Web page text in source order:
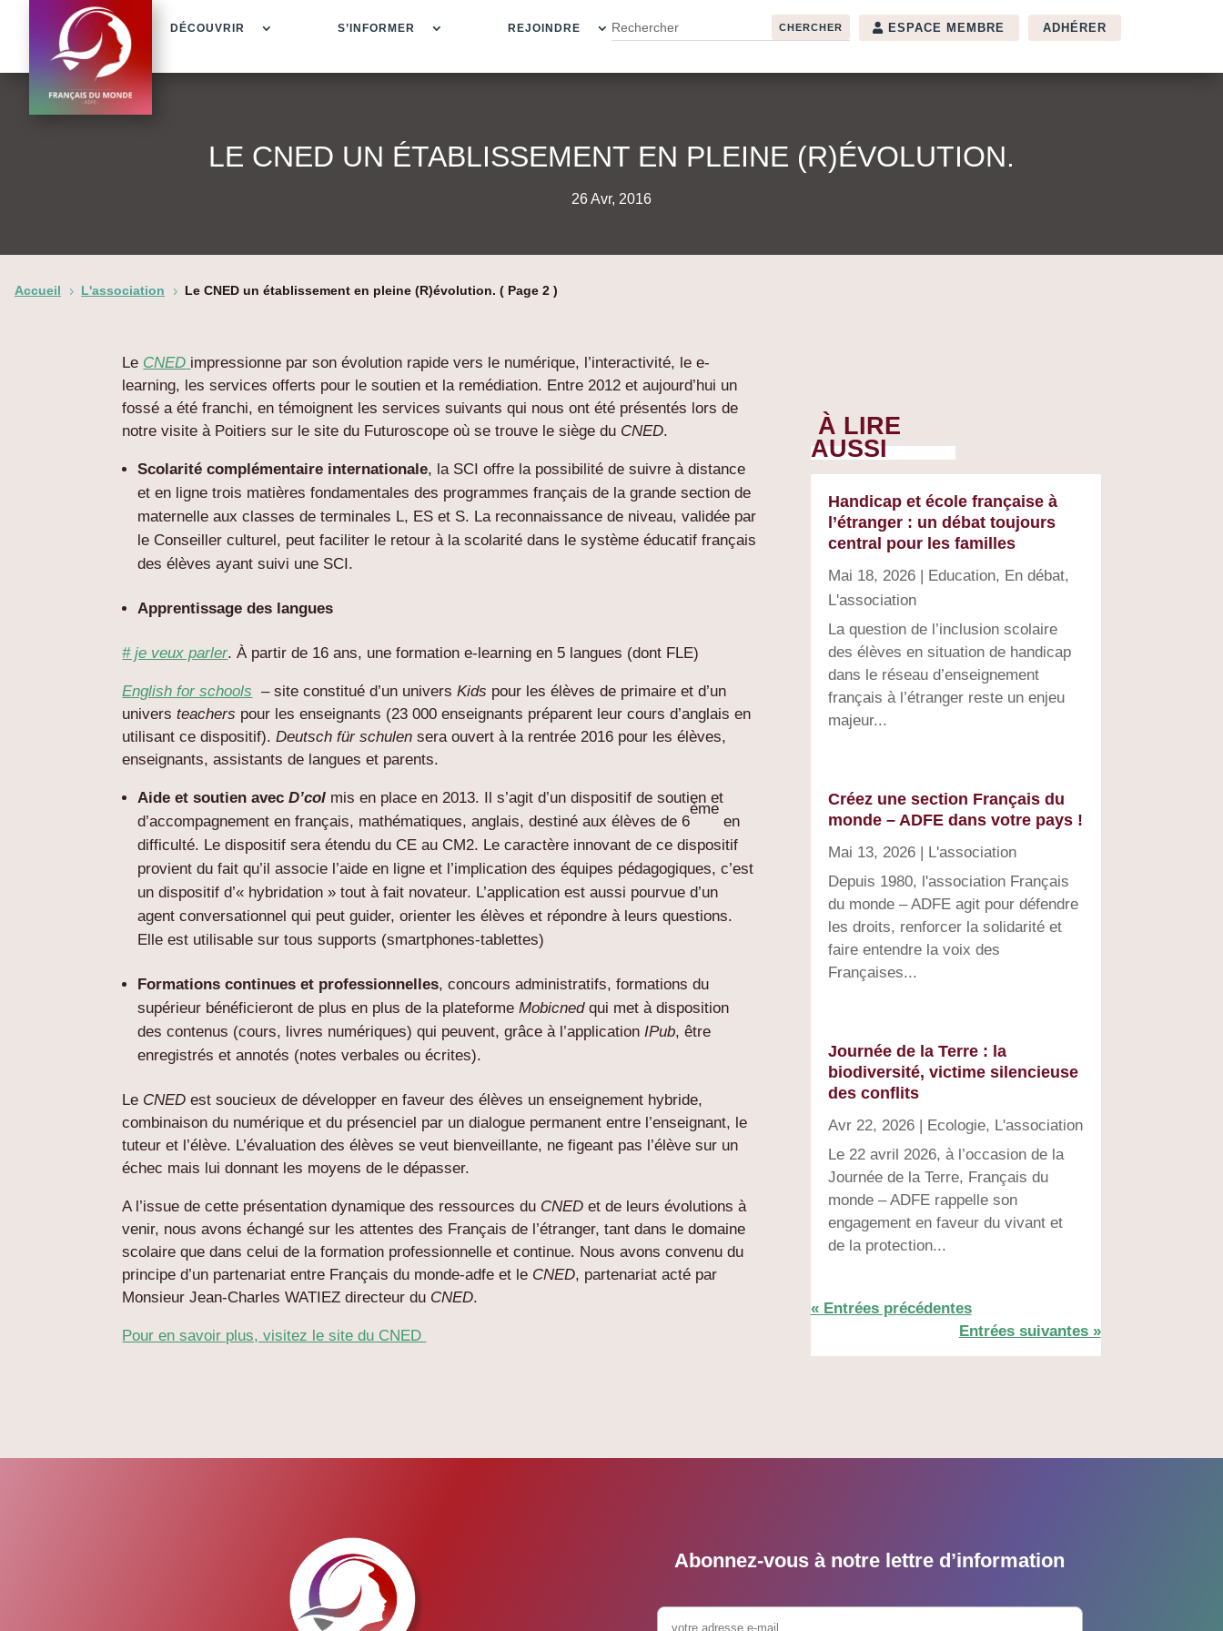
DÉCOUVRIR S’INFORMER REJOINDRE ESPACE MEMBRE ADHÉRER
LE CNED UN ÉTABLISSEMENT EN PLEINE (R)ÉVOLUTION.
26 Avr, 2016
Accueil 5 L'association 5 Le CNED un établissement en pleine (R)évolution. ( Page 2 )
Le CNED impressionne par son évolution rapide vers le numérique, l’interactivité, le e-
learning, les services offerts pour le soutien et la remédiation. Entre 2012 et aujourd’hui un
fossé a été franchi, en témoignent les services suivants qui nous ont été présentés lors de
notre visite à Poitiers sur le site du Futuroscope où se trouve le siège du CNED.
Scolarité complémentaire internationale, la SCI offre la possibilité de suivre à distance
et en ligne trois matières fondamentales des programmes français de la grande section de
maternelle aux classes de terminales L, ES et S. La reconnaissance de niveau, validée par
le Conseiller culturel, peut faciliter le retour à la scolarité dans le système éducatif français
des élèves ayant suivi une SCI.
Apprentissage des langues
# je veux parler. À partir de 16 ans, une formation e-learning en 5 langues (dont FLE)
English for schools – site constitué d’un universKids pour les élèves de primaire et d’un
universteachers pour les enseignants (23 000 enseignants préparent leur cours d’anglais en
utilisant ce dispositif).Deutsch für schulen sera ouvert à la rentrée 2016 pour les élèves,
enseignants, assistants de langues et parents.
Aide et soutien avecD’col mis en place en 2013. Il s’agit d’un dispositif de soutien et
d’accompagnement en français, mathématiques, anglais, destiné aux élèves de 6
ème
en
difficulté. Le dispositif sera étendu du CE au CM2. Le caractère innovant de ce dispositif
provient du fait qu’il associe l’aide en ligne et l’implication des équipes pédagogiques, c’est
un dispositif d’« hybridation » tout à fait novateur. L’application est aussi pourvue d’un
agent conversationnel qui peut guider, orienter les élèves et répondre à leurs questions.
Elle est utilisable sur tous supports (smartphones-tablettes)
Formations continues et professionnelles, concours administratifs, formations du
supérieur bénéficieront de plus en plus de la plateformeMobicnedqui met à disposition
des contenus (cours, livres numériques) qui peuvent, grâce à l’application IPub, être
enregistrés et annotés (notes verbales ou écrites).
Le CNED est soucieux de développer en faveur des élèves un enseignement hybride,
combinaison du numérique et du présenciel par un dialogue permanent entre l’enseignant, le
tuteur et l’élève. L’évaluation des élèves se veut bienveillante, ne figeant pas l’élève sur un
échec mais lui donnant les moyens de le dépasser.
A l’issue de cette présentation dynamique des ressources du CNED et de leurs évolutions à
venir, nous avons échangé sur les attentes des Français de l’étranger, tant dans le domaine
scolaire que dans celui de la formation professionnelle et continue. Nous avons convenu du
principe d’un partenariat entre Français du monde-adfe et le CNED, partenariat acté par
Monsieur Jean-Charles WATIEZ directeur du CNED.
Pour en savoir plus, visitez le site du CNED
À LIRE
AUSSI
Handicap et école française à
l’étranger : un débat toujours
central pour les familles
Mai 18, 2026| Education, En débat,
L'association
La question de l’inclusion scolaire
des élèves en situation de handicap
dans le réseau d’enseignement
français à l’étranger reste un enjeu
majeur...
Créez une section Français du
monde – ADFE dans votre pays !
Mai 13, 2026| L'association
Depuis 1980, l'association Français
du monde – ADFE agit pour défendre
les droits, renforcer la solidarité et
faire entendre la voix des
Françaises...
Journée de la Terre : la
biodiversité, victime silencieuse
des conflits
Avr 22, 2026| Ecologie, L'association
Le 22 avril 2026, à l’occasion de la
Journée de la Terre, Français du
monde – ADFE rappelle son
engagement en faveur du vivant et
de la protection...
« Entrées précédentes
Entrées suivantes »
Abonnez-vous à notre lettre d’information